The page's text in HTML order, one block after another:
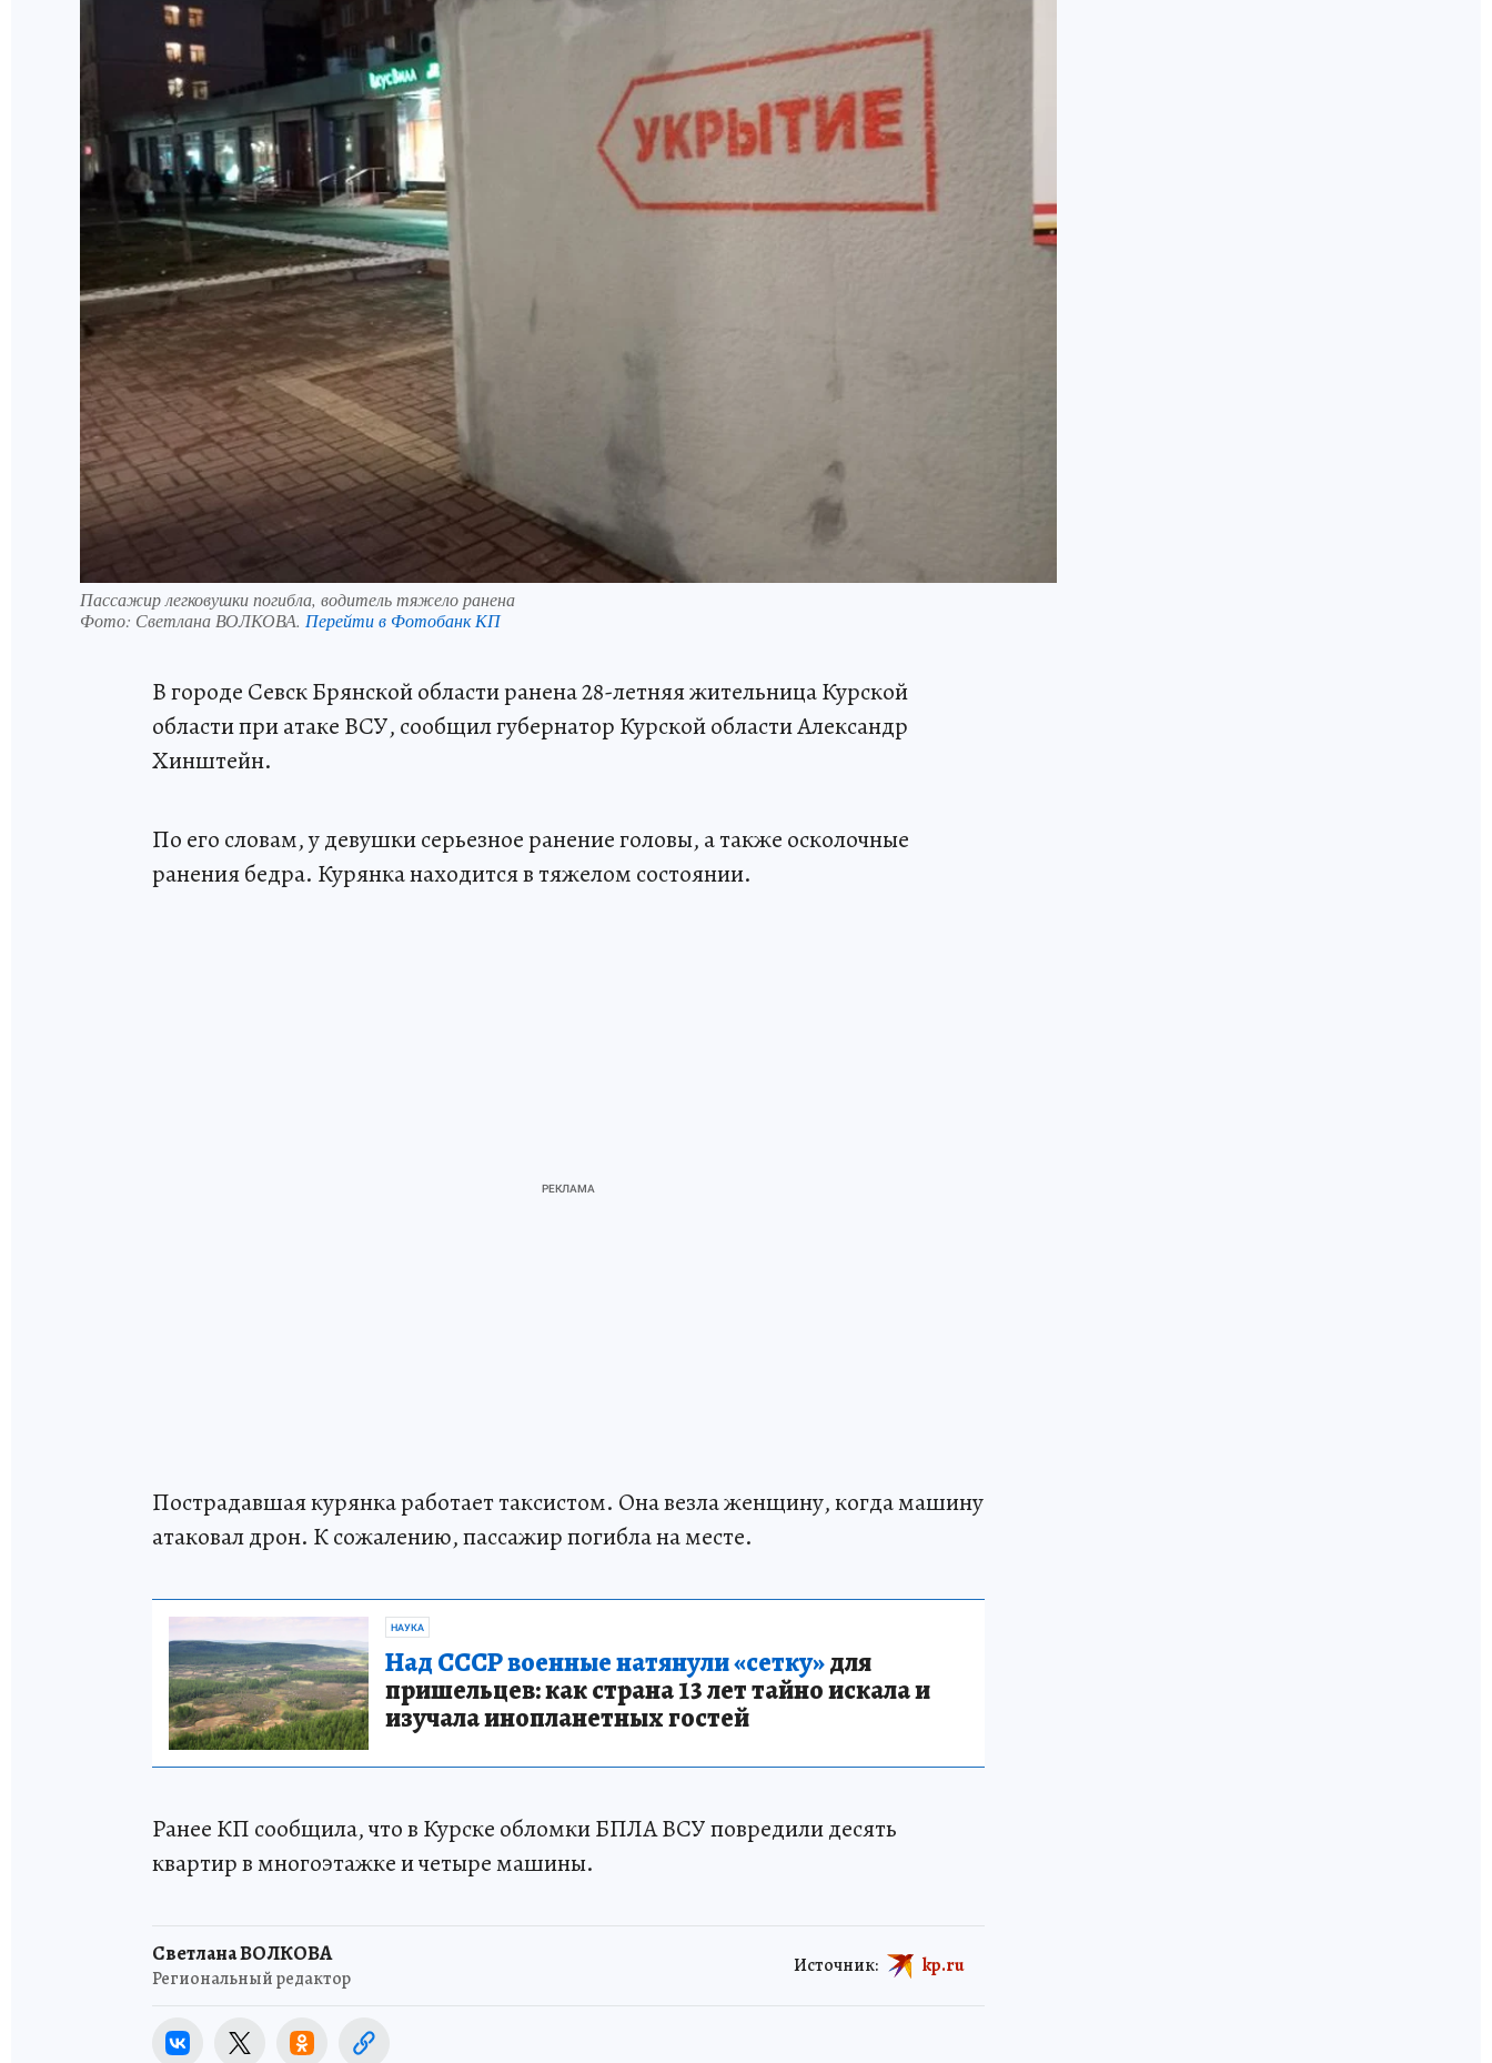
Пассажир легковушки погибла, водитель тяжело ранена
Фото: Светлана ВОЛКОВА. Перейти в Фотобанк КП
В городе Севск Брянской области ранена 28-летняя жительница Курской
области при атаке ВСУ, сообщил губернатор Курской области Александр
Хинштейн.
По его словам, у девушки серьезное ранение головы, а также осколочные
ранения бедра. Курянка находится в тяжелом состоянии.
Пострадавшая курянка работает таксистом. Она везла женщину, когда машину
атаковал дрон. К сожалению, пассажир погибла на месте.
НАУКА
Над СССР военные натянули «сетку»для
пришельцев: как страна 13 лет тайно искала и
изучала инопланетных гостей
Ранее КП сообщила, что в Курске обломки БПЛА ВСУ повредили десять
квартир в многоэтажке и четыре машины.
Светлана ВОЛКОВА
Региональный редактор
Источник: kp.ru